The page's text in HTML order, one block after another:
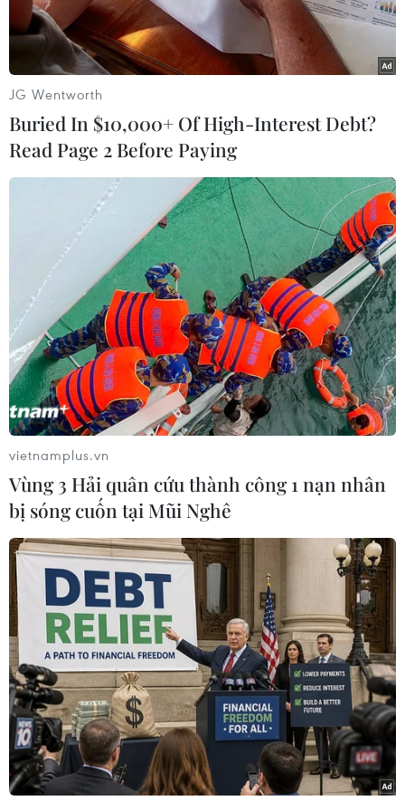
Các cửa hàng tại London, Anh, đóng cửa ngày 13/4/2020
trong bối cảnh dịch COVID-19 lan rộng. (Ảnh: THX/TTXVN)
Hiệp hội Bán lẻ Anh (BRC) ngày 20/4 cho biết số
người dân Vương quốc Anh đi ra ngoài mua
sắm đã giảm 83% kể từ khi chính phủ nước này
yêu cầu đóng cửa các cửa hàng bán lẻ hàng hóa
và dịch vụ không thiết yếu hồi tháng 3/2020
nhằm làm giảm tốc độ lây lan của dịch viêm
đường hô hấp cấp COVID-19.
Hồi tuần trước, BRC cho biết chi tiêu bán lẻ ở
Anh trong giai đoạn trên đã giảm hơn 25% so
với cùng kỳ năm 2019 và số liệu công bố ngày
20/4 cho thấy số người dân ra ngoài mua sắm ở
Anh giảm mạnh do quan ngại nguy cơ mắc
COVID-19.
Giám đốc điều hành (CEO) BRC Helen Dickinson
cho biết xu hướng giảm này mạnh hơn do quyết
định phong tỏa của Chính phủ Anh để ứng phó
với dịch COVID-19.
[Anh chưa xem xét việc nới lỏng lệnh phong
JG Wentworth
Buried In $10,000+ Of High-Interest Debt?
Read Page 2 Before Paying
vietnamplus.vn
Vùng 3 Hải quân cứu thành công 1 nạn nhân
bị sóng cuốn tại Mũi Nghê